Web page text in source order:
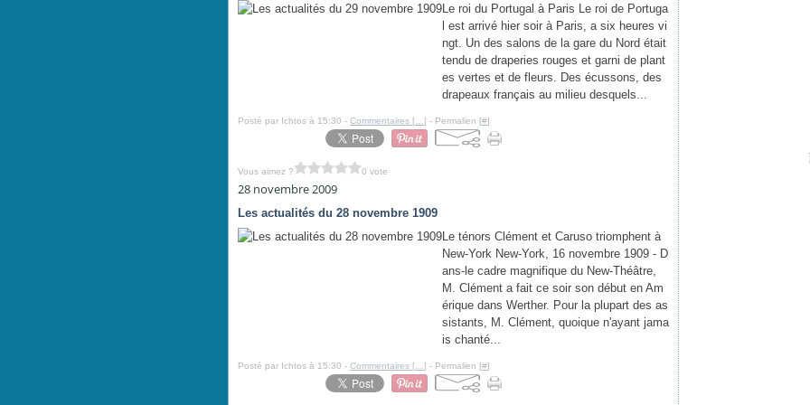
Le roi du Portugal à Paris Le roi de Portuga
l est arrivé hier soir à Paris, a six heures vi
ngt. Un des salons de la gare du Nord était
tendu de draperies rouges et garni de plant
es vertes et de fleurs. Des écussons, des
drapeaux français au milieu desquels...
Posté par Ichtos à 15:30 - Commentaires [ ] - Permalien [#]
Vous aimez ? 0 vote
28 novembre 2009
Les actualités du 28 novembre 1909
Le ténors Clément et Caruso triomphent à
New-York New-York, 16 novembre 1909 - D
ans-le cadre magnifique du New-Théâtre,
M. Clément a fait ce soir son début en Am
érique dans Werther. Pour la plupart des as
sistants, M. Clément, quoique n'ayant jama
is chanté...
Posté par Ichtos à 15:30 - Commentaires [ ] - Permalien [#]